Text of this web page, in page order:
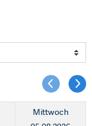
Mittwoch